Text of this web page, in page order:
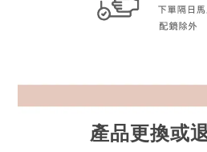
產品更換或